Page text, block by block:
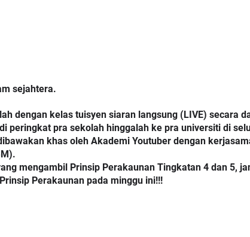
sejahtera.
dengan kelas tuisyen siaran langsung (LIVE) secara
peringkat pra sekolah hinggalah ke pra universiti di
khas oleh Akademi Youtuber dengan
mengambil Prinsip Perakaunan Tingkatan 4 dan 5,
Perakaunan pada minggu ini!!!